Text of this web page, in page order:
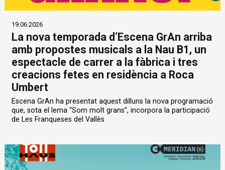
19.06.2026
La nova temporada d’Escena GrAn arriba
amb propostes musicals a la Nau B1, un
espectacle de carrer a la fàbrica i tres
creacions fetes en residència a Roca
Umbert
Escena GrAn ha presentat aquest dilluns la nova programació
que, sota el lema “Som molt grans”, incorpora la participació
de Les Franqueses del Vallès